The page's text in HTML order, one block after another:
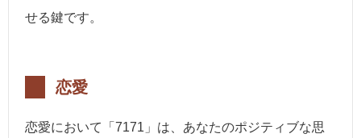
せる鍵です。
恋愛
恋愛において「7171」は、あなたのポジティブな思